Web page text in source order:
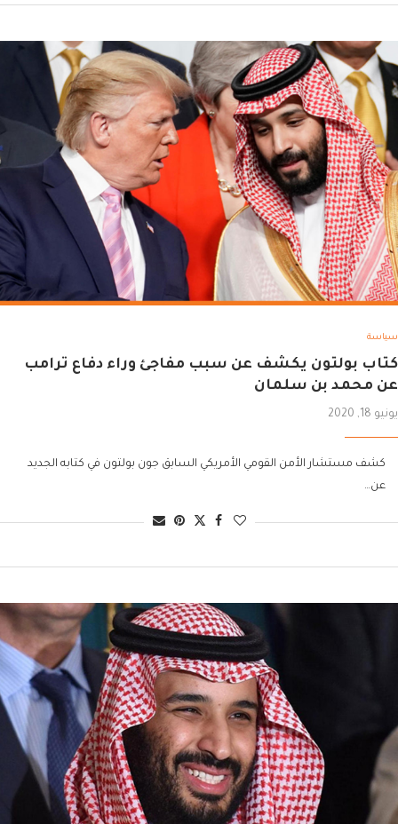
سياسة
كتاب بولتون يكشف عن سبب مفاجئ وراء دفاع ترامب
عن محمد بن سلمان
يونيو 18, 2020
كشف مستشار الأمن القومي الأمريكي السابق جون بولتون في كتابه الجديد
عن…